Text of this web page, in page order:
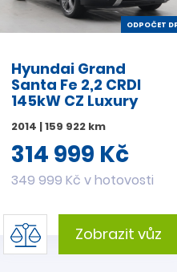
ODPOČET
Hyundai Grand
Santa Fe 2,2 CRDI
145kW CZ Luxury
2014 | 159 922 km
314 999 Kč
349 999 Kč v hotovosti
Zobrazit vůz